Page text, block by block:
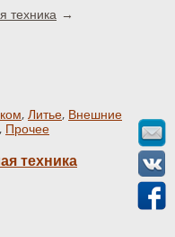
техника
, Литье, Внешние
, Прочее
техника